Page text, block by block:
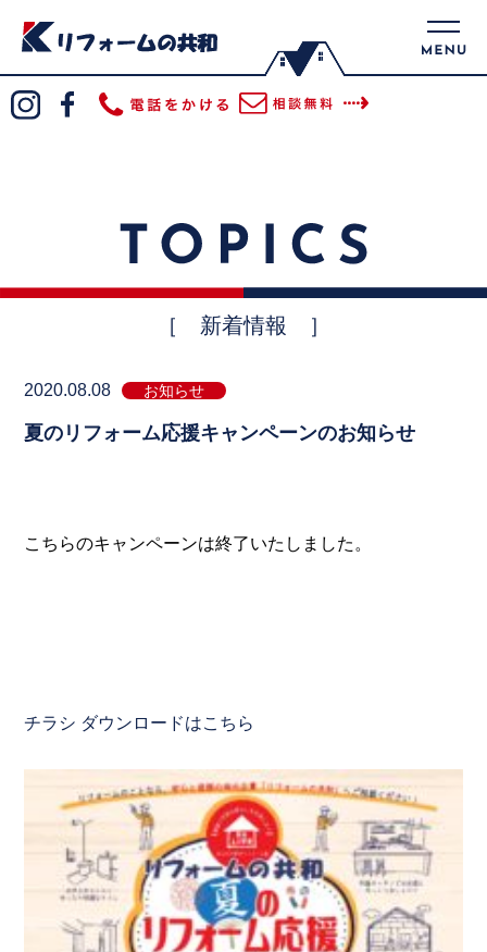
［ 新着情報 ］
2020.08.08 お知らせ
夏のリフォーム応援キャンペーンのお知らせ
こちらのキャンペーンは終了いたしました。
チラシ ダウンロードはこちら